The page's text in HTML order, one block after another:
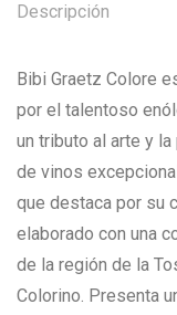
Descripción
Bibi Graetz Colore
por el talentoso
un tributo al arte y
de vinos
que destaca por su
elaborado con una
de la región de la
Colorino. Presenta